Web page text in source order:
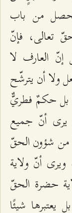
يحصل من باب
تعالى، فإنّ
العارف لا
ولا أن يترشّح
بل حكمٌ فطريٌّ
يرى أنّ جميع
من شؤون الحقّ
ويرى أنّ ولاية
حضرة الحقّ
يعتبرها شيئًا